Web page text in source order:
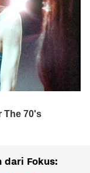
dari Fokus: